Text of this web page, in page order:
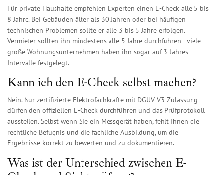
Für private Haushalte empfehlen Experten einen E-Check alle 5 bis
8 Jahre. Bei Gebäuden älter als 30 Jahren oder bei häufigen
technischen Problemen sollte er alle 3 bis 5 Jahre erfolgen.
Vermieter sollten ihn mindestens alle 5 Jahre durchführen - viele
große Wohnungsunternehmen haben ihn sogar auf 3-Jahres-
Intervalle festgelegt.
Kann ich den E-Check selbst machen?
Nein. Nur zertifizierte Elektrofachkräfte mit DGUV-V3-Zulassung
dürfen den offiziellen E-Check durchführen und das Prüfprotokoll
ausstellen. Selbst wenn Sie ein Messgerät haben, fehlt Ihnen die
rechtliche Befugnis und die fachliche Ausbildung, um die
Ergebnisse korrekt zu bewerten und zu dokumentieren.
Was ist der Unterschied zwischen E-